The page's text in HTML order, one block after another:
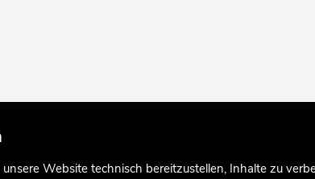
Website technisch bereitzustellen, Inhalte zu